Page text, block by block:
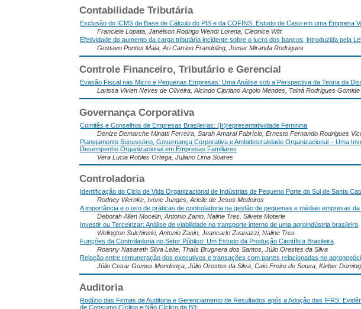
Contabilidade Tributária
Exclusão do ICMS da Base de Cálculo do PIS e da COFINS: Estudo de Caso em uma Empresa
Franciele Lopata, Janelson Rodrigo Wendt Lorena, Cleonice Witt
Efetividade do aumento da carga tributária incidente sobre o lucro dos bancos, introduzida pela
Gustavo Pontes Maia, Ari Carrion Frandoling, Jomar Miranda Rodrigues
Controle Financeiro, Tributário e Gerencial
Evasão Fiscal nas Micro e Pequenas Empresas: Uma Análise sob a Perspectiva da Teoria da
Larissa Vivien Neves de Oliveira, Alcindo Cipriano Argolo Mendes, Tainá Rodrigues
Governança Corporativa
Comitês e Conselhos de Empresas Brasileiras: (Ir)representatividade Feminina
Denize Demarche Minatti Ferreira, Sarah Amaral Fabrício, Ernesto Fernando Rodrigues
Planejamento Sucessório, Governança Corporativa e Ambidestralidade Organizacional – Uma
Desempenho Organizacional em Empresas Familiares
Vera Lucia Robles Ortega, Juliano Lima Soares
Controladoria
Identificação do Ciclo de Vida Organizacional de Indústrias de Pequeno Porte do Sul de Santa
Rodney Wernke, Ivone Junges, Arielle de Jesus Medeiros
A importância e o uso de práticas de controladoria na gestão de pequenas e médias empresas
Deborah Allen Mocelin, Antonio Zanin, Naline Tres, Silvete Moterle
Investir ou Terceirizar: Análise de viabilidade no transporte interno de uma agroindústria brasileira
Welington Sulchinski, Antonio Zanin, Jeancarlo Zuanazzi, Naline Tres
Funções da Controladoria no Setor Público: Um Estudo da Produção Científica Brasileira
Roanny Nasareth Silva Leite, Thaís Brugnera dos Santos, Júlio Orestes da Silva
Relação entre remuneração dos executivos e transações com partes relacionadas no
Júlio Cesar Gomes Mendonça, Júlio Orestes da Silva, Caio Freire de Sousa, Kleber
Auditoria
Rodízio das Firmas de Auditoria e Gerenciamento de Resultados após a Adoção das IFRS:
de Consumo Cíclico e Não Cíclico da B3